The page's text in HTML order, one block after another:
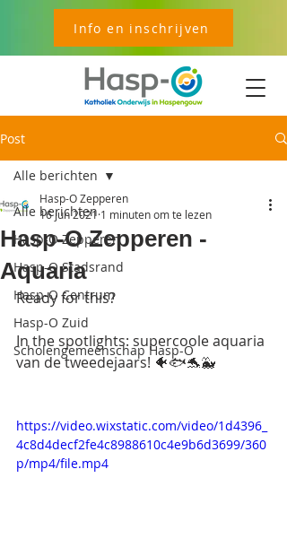
Info en inschrijven
Post
Alle berichten
Hasp-O Zepperen
Hasp-O Stadsrand
Hasp-O Centrum
Hasp-O Zuid
Scholengemeenschap Hasp-O
Alle berichten
Hasp-O Zepperen -
Aquaria
Hasp-O Zepperen
16 jun 2021 1 minuten om te lezen
Ready for this?
In the spotlights: supercoole aquaria
van de tweedejaars! 🐠🐟🐬🐳
https://video.wixstatic.com/video/1d4396_
4c8d4decf2fe4c8988610c4e9b6d3699/360
p/mp4/file.mp4